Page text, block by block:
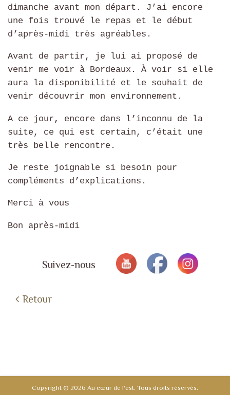
dimanche avant mon départ. J’ai encore
une fois trouvé le repas et le début
d’après-midi très agréables.
Avant de partir, je lui ai proposé de
venir me voir à Bordeaux. À voir si elle
aura la disponibilité et le souhait de
venir découvrir mon environnement.
A ce jour, encore dans l’inconnu de la
suite, ce qui est certain, c’était une
très belle rencontre.
Je reste joignable si besoin pour
compléments d’explications.
Merci à vous
Bon après-midi
Suivez-nous
Retour
Copyright © 2026 Au cœur de l'est. Tous droits réservés.